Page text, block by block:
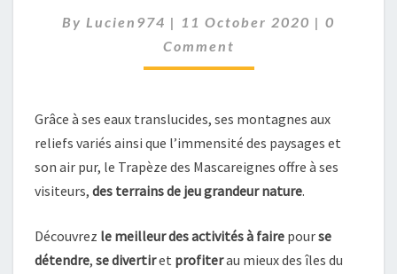
ACTIVITÉS
DE
LOISIRS
By Lucien974 | 11 October 2020 | 0
Comment
Grâce à ses eaux translucides, ses montagnes aux
reliefs variés ainsi que l’immensité des paysages et
son air pur, le Trapèze des Mascareignes offre à ses
visiteurs, des terrains de jeu grandeur nature.
Découvrez le meilleur des activités à faire pourse
détendre, se divertiret profiterau mieux des îles du